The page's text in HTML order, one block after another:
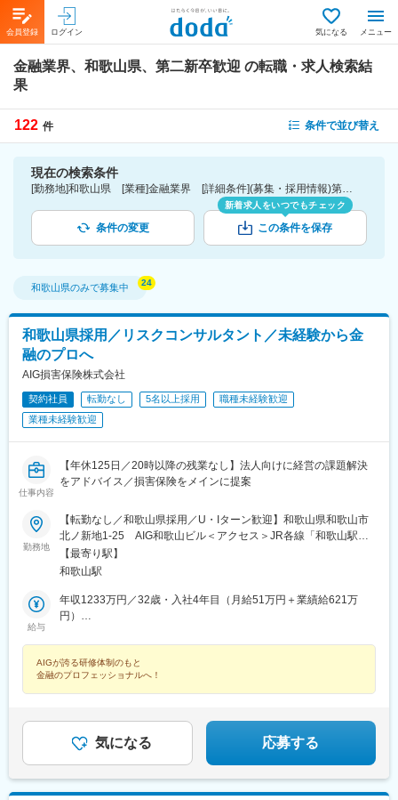
会員登録 ログイン 気になる メニュー
金融業界、和歌山県、第二新卒歓迎 の転職・求人検索結
果
122 件 条件で並び替え
現在の検索条件
[勤務地]和歌山県 [業種]金融業界 [詳細条件](募集・採用情報)第二新卒歓迎
条件の変更
新着求人をいつでもチェック
この条件を保存
和歌山県のみで募集中
和歌山県採用／リスクコンサルタント／未経験から金
融のプロへ
AIG損害保険株式会社
契約社員 転勤なし 5名以上採用
職種未経験歓迎
業種未経験歓迎
仕事内容
【年休125日／20時以降の残業なし】法人向けに経営の課題解決
をアドバイス／損害保険をメインに提案
勤務地
【転勤なし／和歌山県採用／U・Iターン歓迎】和歌山県和歌山市
北ノ新地1-25 AIG和歌山ビル＜アクセス＞JR各線「和歌山駅」
より徒歩8分★受動喫煙対策：敷地内喫煙可能場所あり（勤務先に
応じて変動の可能性あり）
【最寄り駅】
和歌山駅
給与
年収1233万円／32歳・入社4年目（月給51万円＋業績給621万
円）
AIGが誇る研修体制のもと
金融のプロフェッショナルへ！
気になる 応募する